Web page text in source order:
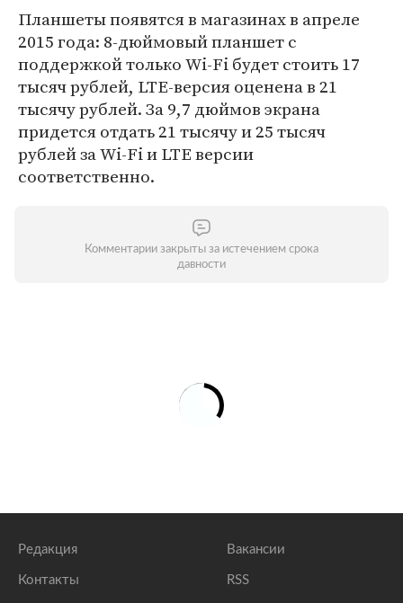
Планшеты появятся в магазинах в апреле
2015 года: 8-дюймовый планшет с
поддержкой только Wi-Fi будет стоить 17
тысяч рублей, LTE-версия оценена в 21
тысячу рублей. За 9,7 дюймов экрана
придется отдать 21 тысячу и 25 тысяч
рублей за Wi-Fi и LTE версии
соответственно.
Комментарии закрыты за истечением срока
давности
Редакция
Контакты
Вакансии
RSS